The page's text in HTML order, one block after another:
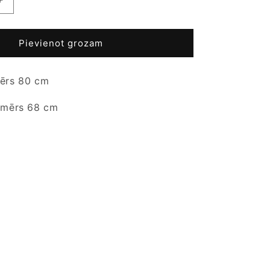
Palielināt
Sieviešu
H&amp;M
Pievienot grozam
80 cm
68 cm